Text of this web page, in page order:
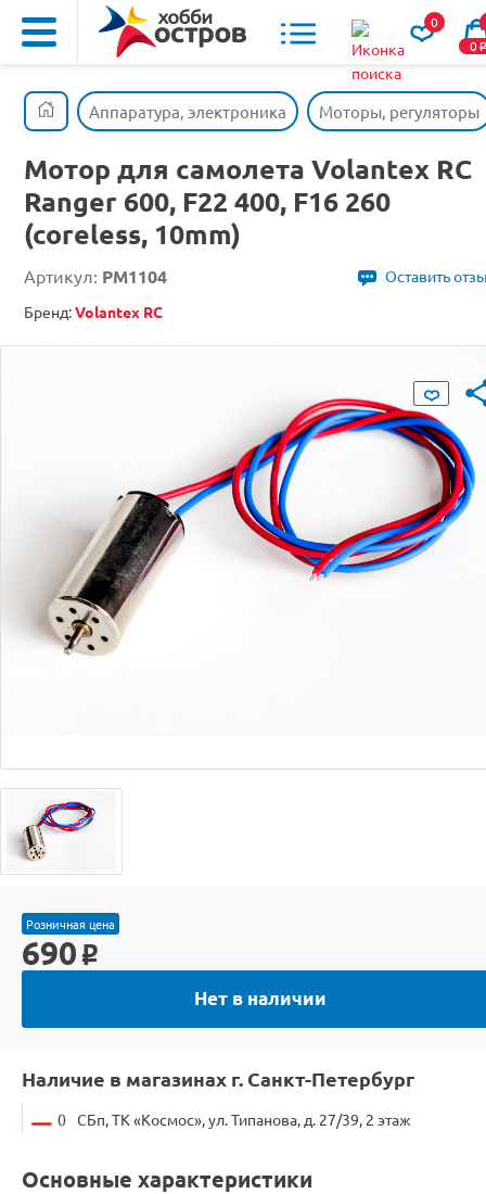
0
0o
Аппаратура, электроника Моторы, регуляторы
Мотор для самолета Volantex RC
Ranger 600, F22 400, F16 260
(coreless, 10mm)
Артикул: PM1104
Оставить
Бренд:Volantex RC
Розничная цена
690 o
Нет в наличии
Наличие в магазинах г. Санкт-Петербург
0 СБп, ТК «Космос», ул. Типанова, д. 27/39, 2 этаж
Основные характеристики